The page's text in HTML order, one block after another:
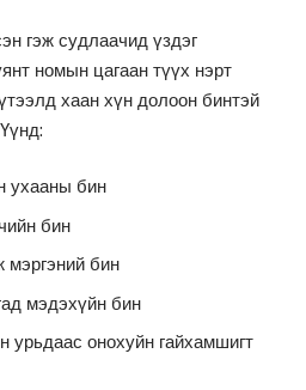
гэж судлаачид үздэг
номын цагаан түүх нэрт
хаан хүн долоон бинтэй
ухааны бин
бин
мэргэний бин
мэдэхүйн бин
урьдаас онохуйн гайхамшигт